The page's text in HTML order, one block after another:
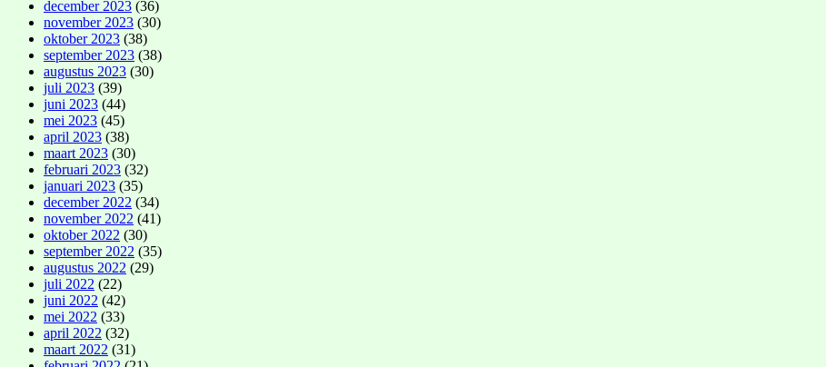
december 2023 (36)
november 2023 (30)
oktober 2023 (38)
september 2023 (38)
augustus 2023 (30)
juli 2023 (39)
juni 2023 (44)
mei 2023 (45)
april 2023 (38)
maart 2023 (30)
februari 2023 (32)
januari 2023 (35)
december 2022 (34)
november 2022 (41)
oktober 2022 (30)
september 2022 (35)
augustus 2022 (29)
juli 2022 (22)
juni 2022 (42)
mei 2022 (33)
april 2022 (32)
maart 2022 (31)